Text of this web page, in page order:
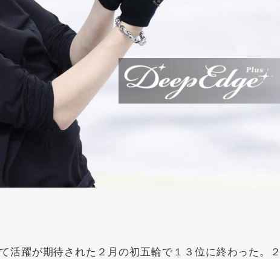
躍が期待された２月の初五輪で１３位に終わった。２